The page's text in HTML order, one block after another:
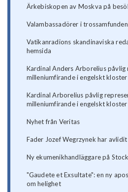
Ärkebiskopen av Moskva på
Valambassadörer i
Vatikanradions skandinaviska
hemsida
Kardinal Anders Arborelius
milleniumfirande i engelskt kloster
Kardinal Arborelius påvlig
milleniumfirande i engelskt kloster
Nyhet från Veritas
Fader Jozef Wegrzynek har avlidit
Ny ekumenikhandläggare på
"Gaudete et Exsultate": en ny
om helighet